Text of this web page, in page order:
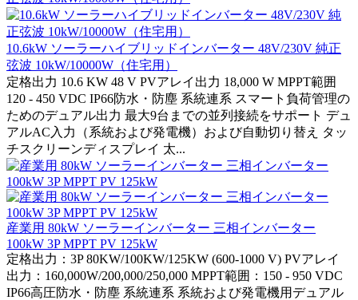
10.6kW ソーラーハイブリッドインバーター 48V/230V 純正
弦波 10kW/10000W（住宅用）
定格出力 10.6 KW 48 V PVアレイ出力 18,000 W MPPT範囲
120 - 450 VDC IP66防水・防塵 系統連系 スマート負荷管理の
ためのデュアル出力 最大9台までの並列接続をサポート デュ
アルAC入力（系統および発電機）および自動切り替え タッ
チスクリーンディスプレイ 太...
産業用 80kW ソーラーインバーター 三相インバーター
100kW 3P MPPT PV 125kW
定格出力：3P 80KW/100KW/125KW (600-1000 V) PVアレイ
出力：160,000W/200,000/250,000 MPPT範囲：150 - 950 VDC
IP66高圧防水・防塵 系統連系 系統および発電機用デュアル